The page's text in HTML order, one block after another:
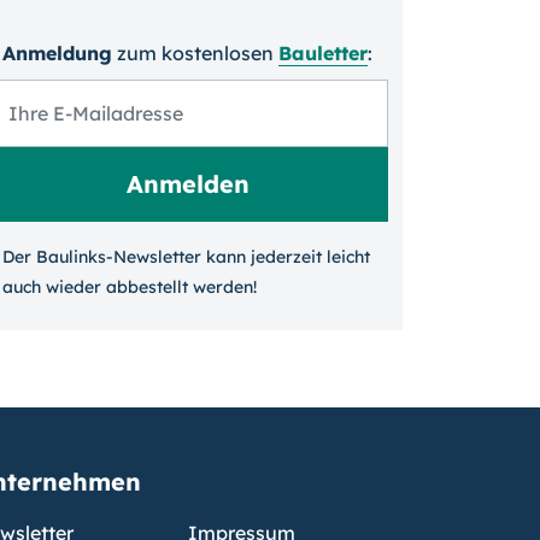
Anmeldung zum kosten­losen Bauletter:
Der Baulinks-Newsletter kann jeder­zeit leicht
auch wieder ab­bestellt werden!
Impressum